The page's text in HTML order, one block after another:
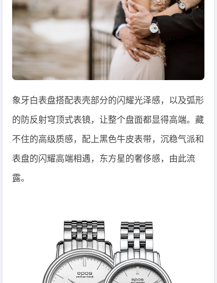
象牙白表盘搭配表壳部分的闪耀光泽感，以及弧形
的防反射穹顶式表镜，让整个盘面都显得高端。藏
不住的高级质感，配上黑色牛皮表带，沉稳气派和
表盘的闪耀高端相遇，东方星的奢侈感，由此流
露。